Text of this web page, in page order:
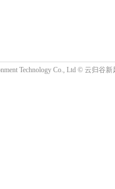
Technology Co., Ltd © 云